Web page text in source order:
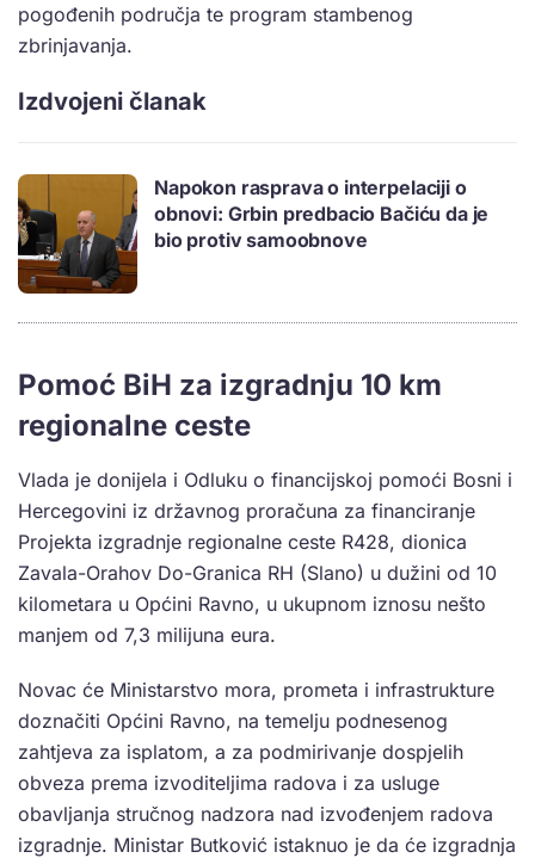
pogođenih područja te program stambenog
zbrinjavanja.
Izdvojeni članak
Napokon rasprava o interpelaciji o
obnovi: Grbin predbacio Bačiću da je
bio protiv samoobnove
Pomoć BiH za izgradnju 10 km
regionalne ceste
Vlada je donijela i Odluku o financijskoj pomoći Bosni i
Hercegovini iz državnog proračuna za financiranje
Projekta izgradnje regionalne ceste R428, dionica
Zavala-Orahov Do-Granica RH (Slano) u dužini od 10
kilometara u Općini Ravno, u ukupnom iznosu nešto
manjem od 7,3 milijuna eura.
Novac će Ministarstvo mora, prometa i infrastrukture
doznačiti Općini Ravno, na temelju podnesenog
zahtjeva za isplatom, a za podmirivanje dospjelih
obveza prema izvoditeljima radova i za usluge
obavljanja stručnog nadzora nad izvođenjem radova
izgradnje. Ministar Butković istaknuo je da će izgradnja